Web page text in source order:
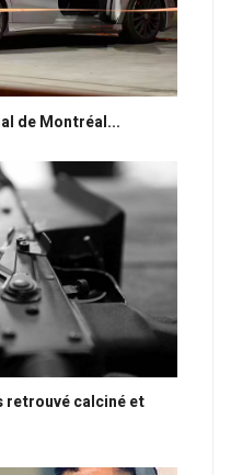
de Montréal...
retrouvé calciné et